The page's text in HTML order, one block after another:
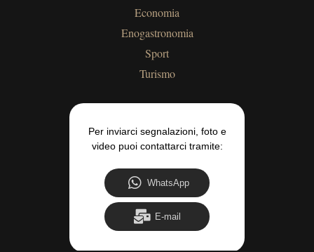
Economia
Enogastronomia
Sport
Turismo
Per inviarci segnalazioni, foto e
video puoi contattarci tramite:
WhatsApp
E-mail